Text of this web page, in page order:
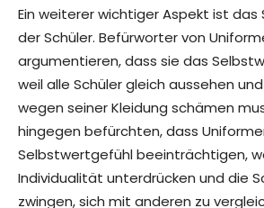
Ein weiterer wichtiger Aspekt ist
der Schüler. Befürworter von
argumentieren, dass sie das
weil alle Schüler gleich aussehen
wegen seiner Kleidung schämen
hingegen befürchten, dass
Selbstwertgefühl beeinträchtigen,
Individualität unterdrücken und die
zwingen, sich mit anderen zu